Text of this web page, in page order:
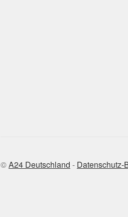
©A24 Deutschland - Datenschutz-